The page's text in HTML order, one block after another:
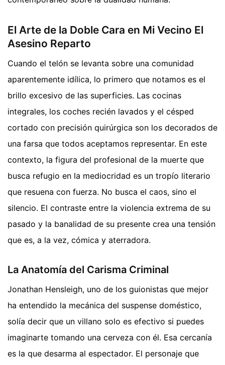
El Arte de la Doble Cara en Mi Vecino El
Asesino Reparto
Cuando el telón se levanta sobre una comunidad
aparentemente idílica, lo primero que notamos es el
brillo excesivo de las superficies. Las cocinas
integrales, los coches recién lavados y el césped
cortado con precisión quirúrgica son los decorados de
una farsa que todos aceptamos representar. En este
contexto, la figura del profesional de la muerte que
busca refugio en la mediocridad es un tropío literario
que resuena con fuerza. No busca el caos, sino el
silencio. El contraste entre la violencia extrema de su
pasado y la banalidad de su presente crea una tensión
que es, a la vez, cómica y aterradora.
La Anatomía del Carisma Criminal
Jonathan Hensleigh, uno de los guionistas que mejor
ha entendido la mecánica del suspense doméstico,
solía decir que un villano solo es efectivo si puedes
imaginarte tomando una cerveza con él. Esa cercanía
es la que desarma al espectador. El personaje que